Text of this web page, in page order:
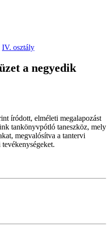
IV. osztály
a negyedik
íródott, elméleti megalapozást
tankönyvpótló taneszköz, mely
megvalósítva a tantervi